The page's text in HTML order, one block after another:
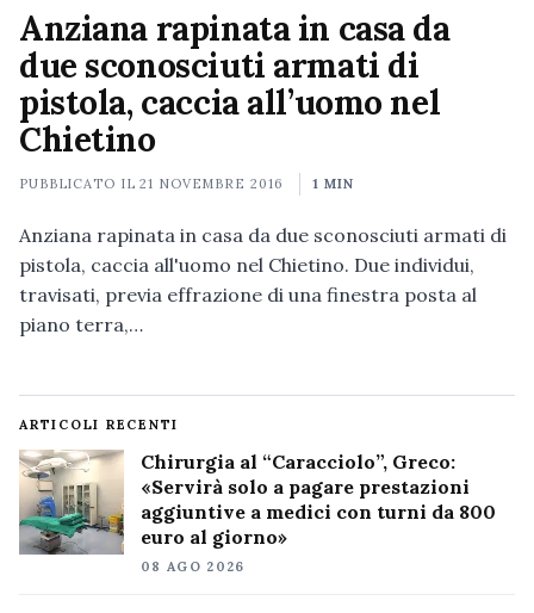
Anziana rapinata in casa da
due sconosciuti armati di
pistola, caccia all’uomo nel
Chietino
PUBBLICATO IL21 NOVEMBRE 2016 1 MIN
Anziana rapinata in casa da due sconosciuti armati di
pistola, caccia all'uomo nel Chietino. Due individui,
travisati, previa effrazione di una finestra posta al
piano terra,…
ARTICOLI RECENTI
Chirurgia al “Caracciolo”, Greco:
«Servirà solo a pagare prestazioni
aggiuntive a medici con turni da 800
euro al giorno»
08 AGO 2026